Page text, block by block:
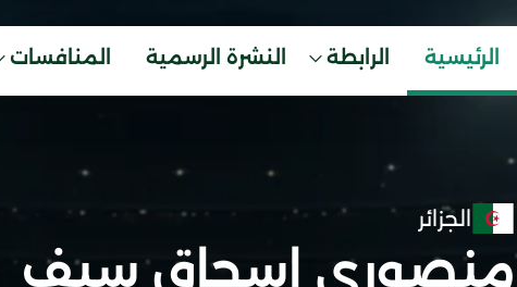
الرئيسية الرابطة النشرة الرسمية المنافسات
الجزائر
منصوري اسحاق سيف